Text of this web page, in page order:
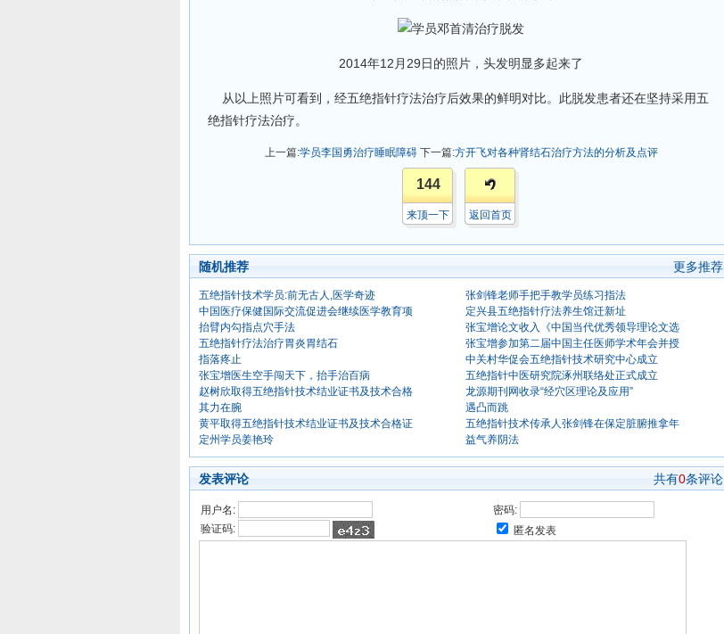
2014年12月29日的照片，头发明显多起来了
从以上照片可看到，经五绝指针疗法治疗后效果的鲜明对比。此脱发患者还在坚持采用五
绝指针疗法治疗。
上一篇:学员李国勇治疗睡眠障碍 下一篇:方开飞对各种肾结石治疗方法的分析及点评
144
来顶一下 返回首页
随机推荐 更多推荐
五绝指针技术学员:前无古人,医学奇迹
中国医疗保健国际交流促进会继续医学教育项
抬臂内勾指点穴手法
五绝指针疗法治疗胃炎胃结石
指落疼止
张宝增医生空手闯天下，抬手治百病
赵树欣取得五绝指针技术结业证书及技术合格
其力在腕
黄平取得五绝指针技术结业证书及技术合格证
定州学员姜艳玲
张剑锋老师手把手教学员练习指法
定兴县五绝指针疗法养生馆迁新址
张宝增论文收入《中国当代优秀领导理论文选
张宝增参加第二届中国主任医师学术年会并授
中关村华促会五绝指针技术研究中心成立
五绝指针中医研究院涿州联络处正式成立
龙源期刊网收录“经穴区理论及应用”
遇凸而跳
五绝指针技术传承人张剑锋在保定脏腑推拿年
益气养阴法
发表评论 共有0条评论
用户名:
密码:
验证码:
匿名发表